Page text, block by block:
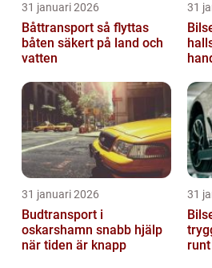
31 januari 2026
Båttransport så flyttas
båten säkert på land och
vatten
31
31 januari 2026
Budtransport i
oskarshamn snabb hjälp
när tiden är knapp
31
runt